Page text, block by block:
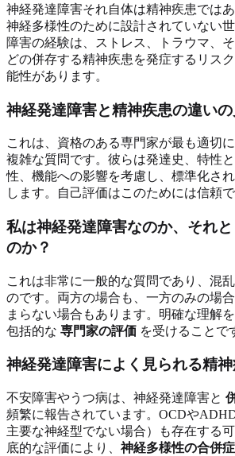
神経発達障害それ自体は精神疾患では
神経多様性のために設計されていない
障害の経験は、ストレス、トラウマ、
どの併存する精神疾患を発症するリス
能性があります。
神経発達障害と精神疾患の違いの
これは、資格のある専門家が最も適切
複雑な質問です。彼らは発達史、特性
性、機能への影響を考慮し、標準化さ
します。自己評価はこのためには信頼で
私は神経発達障害なのか、それ
のか？
これは非常に一般的な質問であり、混
のです。両方の場合も、一方のみの場
まらない場合もあります。明確な理解
包括的な 専門家の評価 を受けることで
神経発達障害によく見られる精神
不安障害やうつ病は、神経発達障害と
頻繁に報告されています。OCDや
主要な神経型でない場合）も存在する
底的な評価により、 神経多様性の合併症